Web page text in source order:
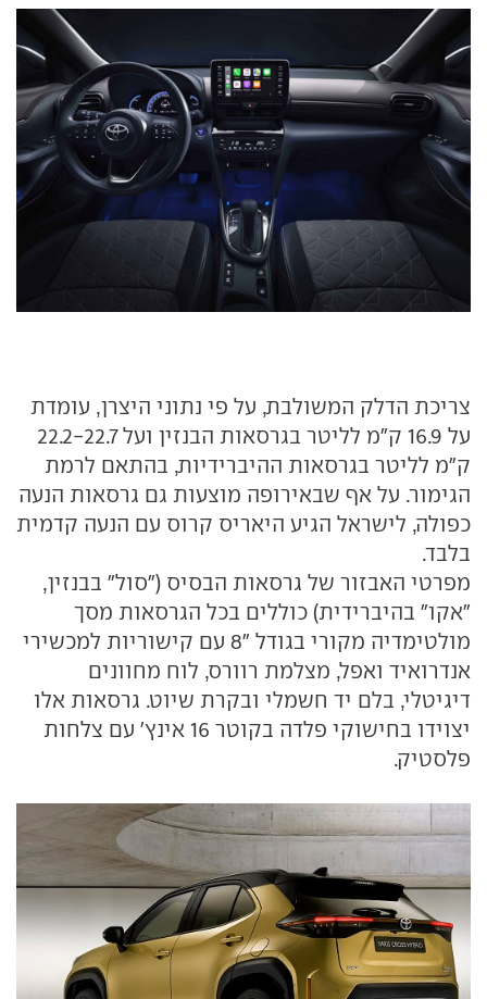
צריכת הדלק המשולבת, על פי נתוני היצרן, עומדת
על 16.9 ק"מ לליטר בגרסאות הבנזין ועל 22.2-22.7
ק"מ לליטר בגרסאות ההיברידיות, בהתאם לרמת
הגימור. על אף שבאירופה מוצעות גם גרסאות הנעה
כפולה, לישראל הגיע היאריס קרוס עם הנעה קדמית
בלבד.
מפרטי האבזור של גרסאות הבסיס ("סול" בבנזין,
"אקו" בהיברידית) כוללים בכל הגרסאות מסך
מולטימדיה מקורי בגודל "8 עם קישוריות למכשירי
אנדרואיד ואפל, מצלמת רוורס, לוח מחוונים
דיגיטלי, בלם יד חשמלי ובקרת שיוט. גרסאות אלו
יצוידו בחישוקי פלדה בקוטר 16 אינץ' עם צלחות
פלסטיק.